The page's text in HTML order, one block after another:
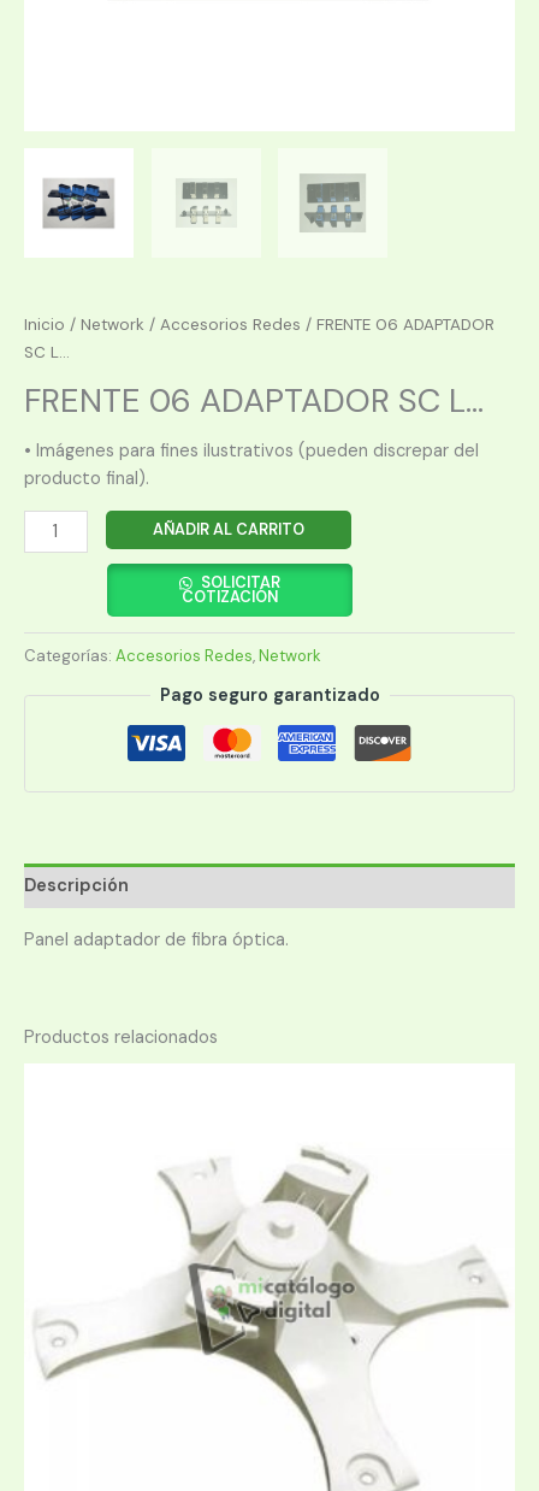
Inicio / Network / Accesorios Redes / FRENTE 06 ADAPTADOR
SC L...
FRENTE 06 ADAPTADOR SC L...
• Imágenes para fines ilustrativos (pueden discrepar del
producto final).
FRENTE
06
LANP
DUPL.MM
AÑADIR AL CARRITO
SOLICITAR
COTIZACIÓN
Categorías: Accesorios Redes,Network
Pago seguro garantizado
Descripción
Panel adaptador de fibra óptica.
Productos relacionados